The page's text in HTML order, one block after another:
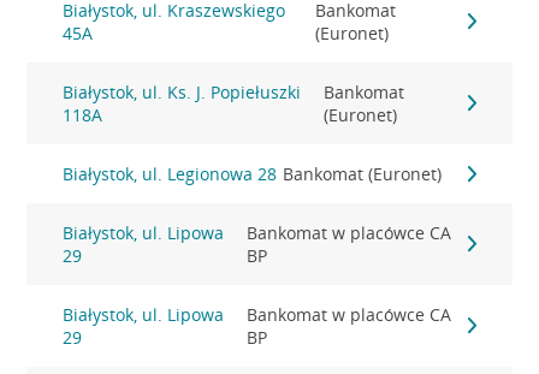
Białystok, ul. Kraszewskiego
45A
Bankomat
(Euronet)
Białystok, ul. Ks. J. Popiełuszki
118A
Bankomat
(Euronet)
Białystok, ul. Legionowa 28 Bankomat (Euronet)
Białystok, ul. Lipowa
29
Bankomat w placówce CA
BP
Białystok, ul. Lipowa
29
Bankomat w placówce CA
BP